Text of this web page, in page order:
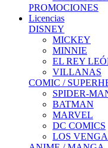
PROMOCIONES
Licencias
DISNEY
MICKEY
MINNIE
EL REY
VILLANAS
COMIC /
SPIDER-
BATMAN
MARVEL
DC COMICS
LOS